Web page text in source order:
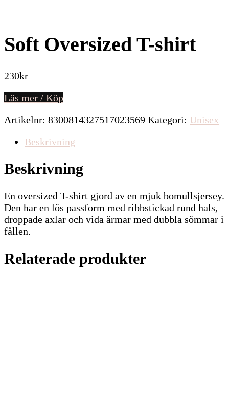
Soft Oversized T-shirt
230kr
Läs mer / Köp
Artikelnr: 8300814327517023569 Kategori: Unisex
Beskrivning
Beskrivning
En oversized T-shirt gjord av en mjuk bomullsjersey.
Den har en lös passform med ribbstickad rund hals,
droppade axlar och vida ärmar med dubbla sömmar i
fållen.
Relaterade produkter